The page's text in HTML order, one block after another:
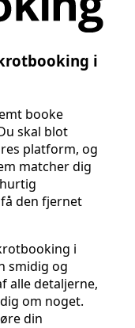
i
booke
skal blot
platform, og
matcher dig
den fjernet
i
smidig og
alle detaljerne,
om noget.
din